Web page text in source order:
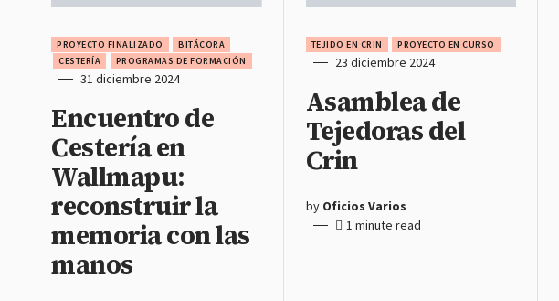
PROYECTO FINALIZADO
BITÁCORA
CESTERÍA
PROGRAMAS DE FORMACIÓN
31 diciembre 2024
Encuentro de
Cestería en
Wallmapu:
reconstruir la
memoria con las
manos
TEJIDO EN CRIN PROYECTO EN CURSO
23 diciembre 2024
Asamblea de
Tejedoras del
Crin
by Oficios Varios
1 minute read